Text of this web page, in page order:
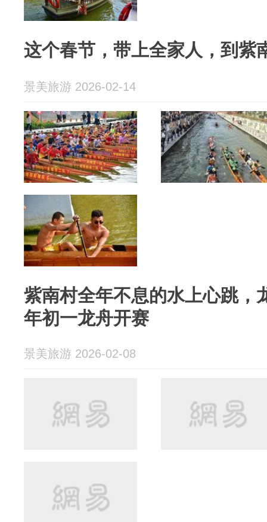
这个春节，带上全家人，到紫
景美旅游 2026-02-14
紫南村全年不息的水上心跳，
年初一龙舟开赛
景美旅游 2026-02-08